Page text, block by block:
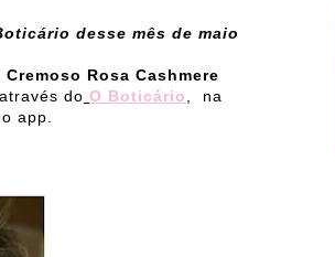
desse mês de maio
Rosa Cashmere
do O Boticário
, na
app.